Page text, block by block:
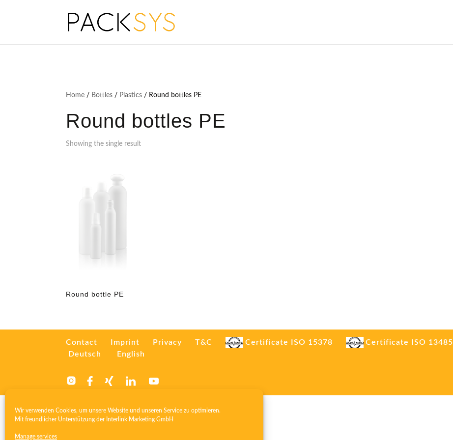
Wir verwenden Cookies, um unsere Website und unseren Service zu optimieren.
Mit freundlicher Unterstützung der Interlink Marketing GmbH
Manage services
Home / Bottles / Plastics / Round bottles PE
Round bottles PE
Showing the single result
Round bottle PE
Contact Imprint Privacy T&C Certificate ISO 15378 Certificate ISO 13485
Deutsch
English